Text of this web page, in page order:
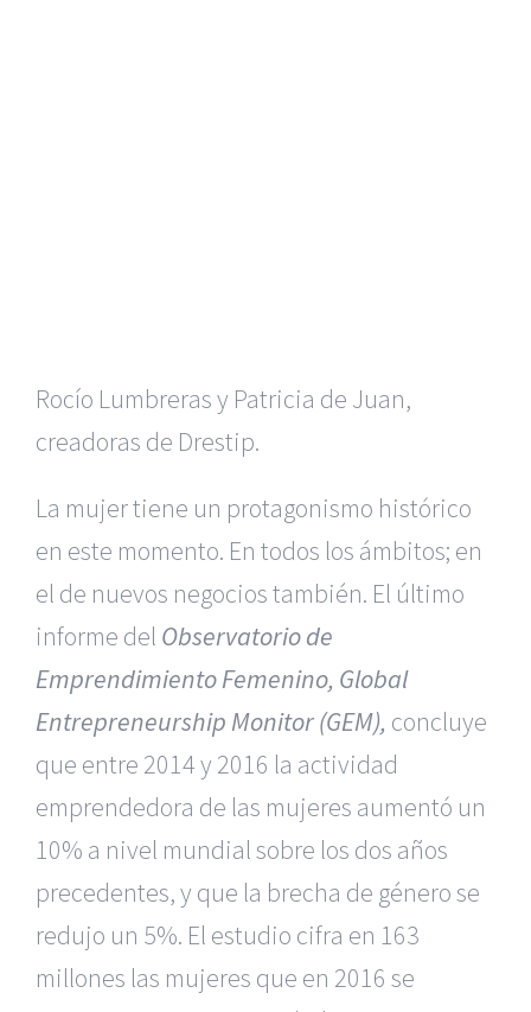
Rocío Lumbreras y Patricia de Juan,
creadoras de Drestip.
La mujer tiene un protagonismo histórico
en este momento. En todos los ámbitos; en
el de nuevos negocios también. El último
informe del Observatorio de
Emprendimiento Femenino, Global
Entrepre­neurship Monitor (GEM), concluye
que entre 2014 y 2016 la actividad
emprendedora de las mujeres aumentó un
10% a nivel mundial sobre los dos años
precedentes, y que la brecha de género se
redujo un 5%. El estudio cifra en 163
millones las mujeres que en 2016 se